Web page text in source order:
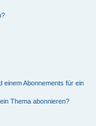
Abonnements für ein
Thema abonnieren?